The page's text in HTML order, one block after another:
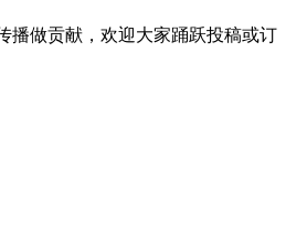
播做贡献，欢迎大家踊跃投稿或订